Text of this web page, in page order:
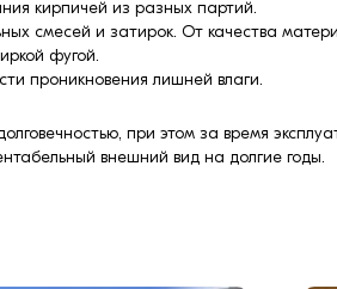
кирпичей из разных партий.
смесей и затирок. От качества
фугой.
проникновения лишней влаги.
при этом за время
внешний вид на долгие годы.